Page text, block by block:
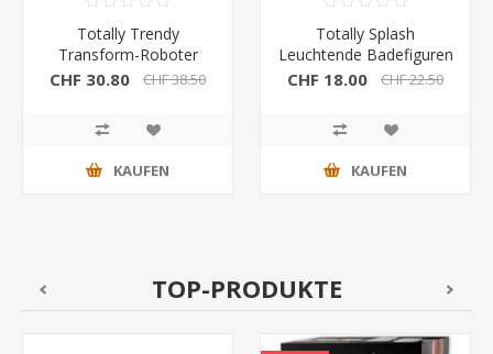
Totally Trendy
Transform-Roboter
CHF 30.80 CHF 38.50
KAUFEN
Totally Splash
Leuchtende Badefiguren
9 Stück
CHF 18.00 CHF 22.50
KAUFEN
TOP-PRODUKTE